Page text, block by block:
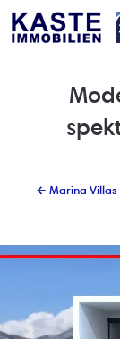
← Marina